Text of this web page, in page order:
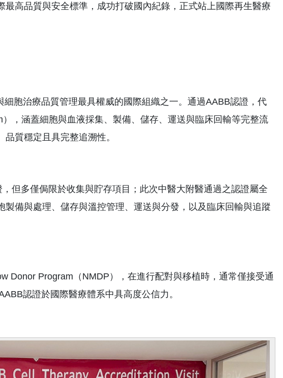
高品質與安全標準，成功打破國內紀錄，正式站上國際再生醫療
胞治療品質管理最具權威的國際組織之一。通過AABB認證，代
，涵蓋細胞與血液採集、製備、儲存、運送與臨床回輸等完整流
質穩定且具完整追溯性。
但多僅侷限於收集與貯存項目；此次中醫大附醫通過之認證屬全
備與處理、儲存與溫控管理、運送與分發，以及臨床回輸與追蹤
Donor Program（NMDP），在進行配對與移植時，通常僅接受通
認證於國際醫療體系中具高度公信力。